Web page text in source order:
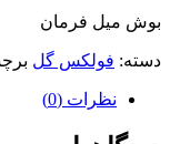
بوش میل فرمان
دسته: فولکس گل
نظرات (0)